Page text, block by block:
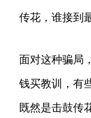
传花，谁接到
面对这种骗局
钱买教训，有
既然是击鼓传